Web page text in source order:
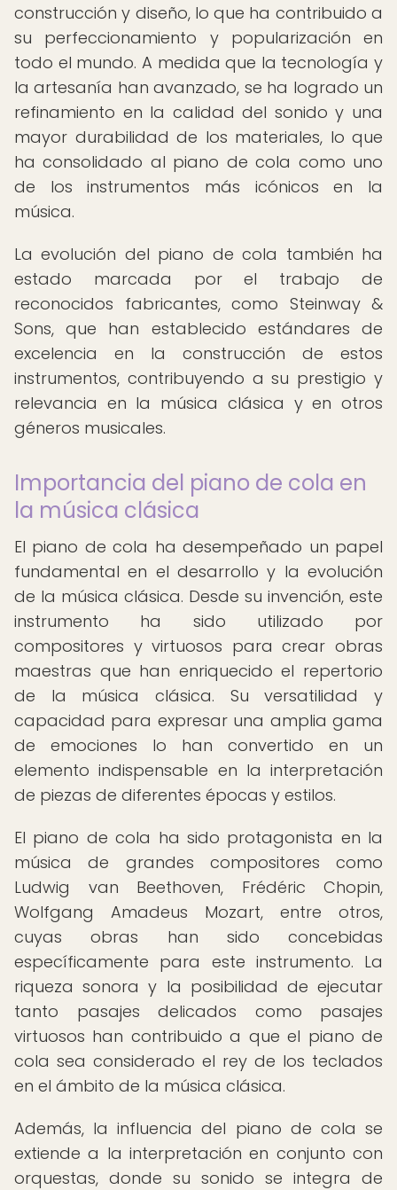
construcción y diseño, lo que ha contribuido a
su perfeccionamiento y popularización en
todo el mundo. A medida que la tecnología y
la artesanía han avanzado, se ha logrado un
refinamiento en la calidad del sonido y una
mayor durabilidad de los materiales, lo que
ha consolidado al piano de cola como uno
de los instrumentos más icónicos en la
música.
La evolución del piano de cola también ha
estado marcada por el trabajo de
reconocidos fabricantes, como Steinway &
Sons, que han establecido estándares de
excelencia en la construcción de estos
instrumentos, contribuyendo a su prestigio y
relevancia en la música clásica y en otros
géneros musicales.
Importancia del piano de cola en
la música clásica
El piano de cola ha desempeñado un papel
fundamental en el desarrollo y la evolución
de la música clásica. Desde su invención, este
instrumento ha sido utilizado por
compositores y virtuosos para crear obras
maestras que han enriquecido el repertorio
de la música clásica. Su versatilidad y
capacidad para expresar una amplia gama
de emociones lo han convertido en un
elemento indispensable en la interpretación
de piezas de diferentes épocas y estilos.
El piano de cola ha sido protagonista en la
música de grandes compositores como
Ludwig van Beethoven, Frédéric Chopin,
Wolfgang Amadeus Mozart, entre otros,
cuyas obras han sido concebidas
específicamente para este instrumento. La
riqueza sonora y la posibilidad de ejecutar
tanto pasajes delicados como pasajes
virtuosos han contribuido a que el piano de
cola sea considerado el rey de los teclados
en el ámbito de la música clásica.
Además, la influencia del piano de cola se
extiende a la interpretación en conjunto con
orquestas, donde su sonido se integra de